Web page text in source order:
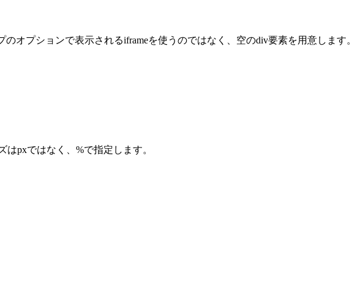
のオプションで表示されるiframeを使うのではなく、空のdiv要素を用意します。
pxではなく、%で指定します。